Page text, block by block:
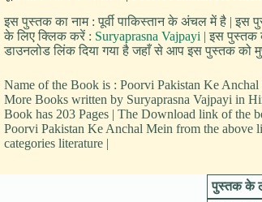
इस पुस्तक का नाम : पूर्वी पाकिस्तान के अंचल में है |
के लिए क्लिक करें : Suryaprasna Vajpayi | इस पुस्तक
डाउनलोड लिंक दिया गया है जहाँ से आप इस पुस्तक को
Name of the Book is : Poorvi Pakistan Ke
More Books written by Suryaprasna Vajpayi in
Book has 203 Pages | The Download link of the
Poorvi Pakistan Ke Anchal Mein from the
categories literature |
पुस्तक के